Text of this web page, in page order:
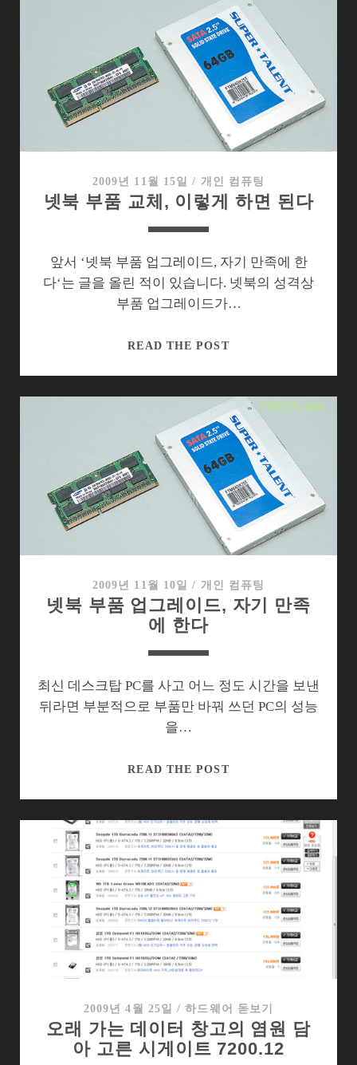
크
대
체
할
SSD,
이
제
쓸
만
을
까?
2009년 11월 15일 / 개인 컴퓨팅
넷북 부품 교체, 이렇게 하면 된다
앞서 ‘넷북 부품 업그레이드, 자기 만족에 한
다‘는 글을 올린 적이 있습니다. 넷북의 성격상
부품 업그레이드가…
READ THE POST넷
품
교
체,
이
렇
게
하
면
다
2009년 11월 10일 / 개인 컴퓨팅
넷북 부품 업그레이드, 자기 만족
에 한다
최신 데스크탑 PC를 사고 어느 정도 시간을 보낸
뒤라면 부분적으로 부품만 바꿔 쓰던 PC의 성능
을…
READ THE POST넷
족
에
한
2009년 4월 25일 /하드웨어 돋보기
오래 가는 데이터 창고의 염원 담
아 고른 시게이트 7200.12